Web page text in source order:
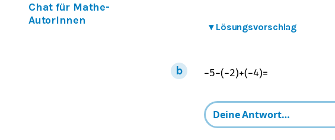
Chat für Mathe-
AutorInnen
▾ Lösungsvorschlag
−5−(−2)+(−4)=